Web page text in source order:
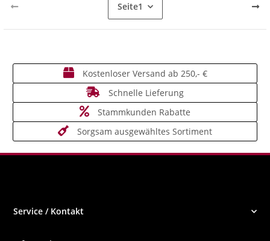
Seite1
Kostenloser Versand ab 250,- €
Schnelle Lieferung
Stammkunden Rabatte
Sorgsam ausgewähltes Sortiment
Service / Kontakt